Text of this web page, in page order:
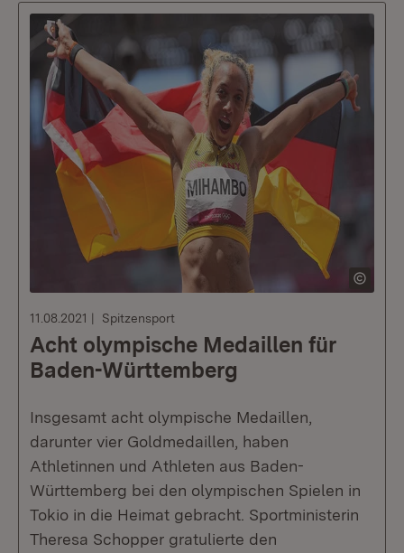
11.08.2021 Spitzensport
Acht olympische Medaillen für
Baden-Württemberg
Insgesamt acht olympische Medaillen,
darunter vier Goldmedaillen, haben
Athletinnen und Athleten aus Baden-
Württemberg bei den olympischen Spielen in
Tokio in die Heimat gebracht. Sportministerin
Theresa Schopper gratulierte den